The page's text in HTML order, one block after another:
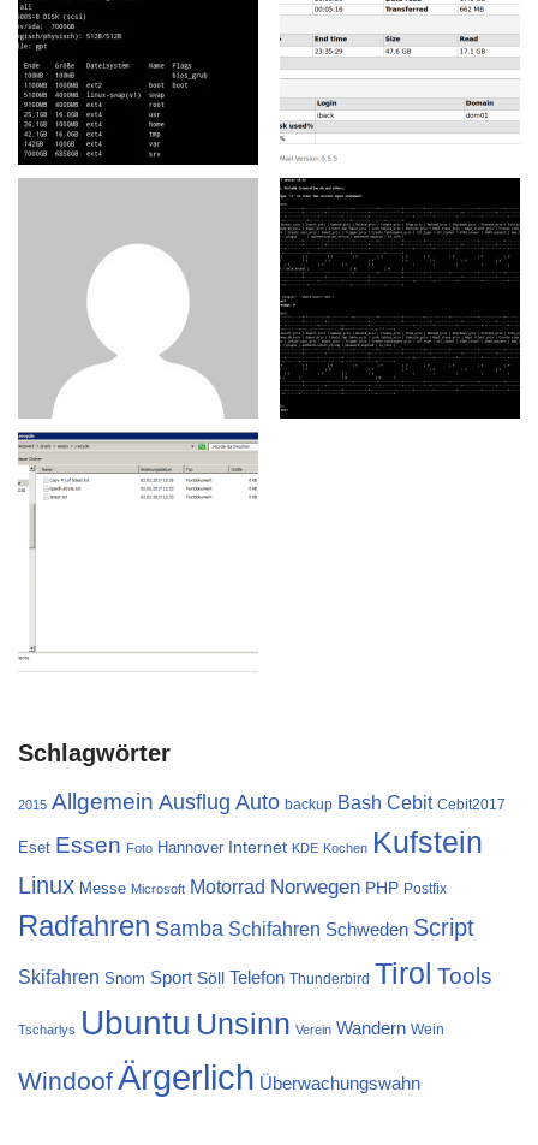
Schlagwörter
2015 Allgemein Ausflug Auto backup Bash Cebit Cebit2017
Eset Essen Foto Hannover Internet KDE Kochen Kufstein
Linux Messe Microsoft Motorrad Norwegen PHP Postfix
Radfahren Samba Schifahren Schweden Script
Skifahren Snom Sport Söll Telefon Thunderbird Tirol Tools
Tscharlys Ubuntu Unsinn Verein Wandern Wein
WindoofÄrgerlich Überwachungswahn